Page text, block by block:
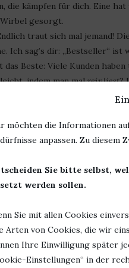
möchten die Informationen
anpassen. Zu diesem
Sie bitte selbst,
werden sollen.
Sie mit allen Cookies
Arten von Cookies, die wir
Ihre Einwilligung später
Einstellungen“ in der
die kämpfen für dich. Eine
gesorgt.
traut sich mal jemand!
Ich sag’s dir: „Bestseller“
Beste: Viele Kunden
indem man malreinliest?
man das sein.
in all dem?
mein Wohlfühlort. Wenn
– viele Buchhandlungen
nur etwa 40 neue eröffnen
erklärt einem jemand mit
Der stationäre
ist noch da, das Publikum